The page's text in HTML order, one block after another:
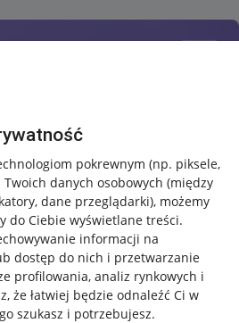
pokrewnym (np. piksele,
danych osobowych (między
dane przeglądarki), możemy
do Ciebie wyświetlane treści.
informacji na
dostęp do nich i przetwarzanie
profilowania, analiz rynkowych i
że łatwiej będzie odnaleźć Ci w
szukasz i potrzebujesz.